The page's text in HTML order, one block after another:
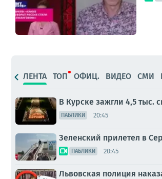
ЛЕНТА ТОП ОФИЦ. ВИДЕО СМИ
В Курске зажгли 4,5 тыс.
ПАБЛИКИ 20:45
Зеленский прилетел в
ПАБЛИКИ 20:45
Львовская полиция